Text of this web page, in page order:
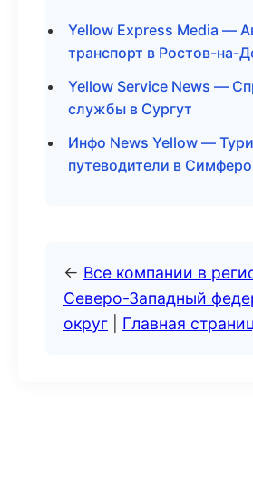
Yellow Express Media —
транспорт в Ростов-на-
Yellow Service News —
службы в Сургут
Инфо News Yellow —
путеводители в
← Все компании в
Северо-Западный
округ
Главная